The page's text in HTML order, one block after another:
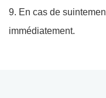
9. En cas de
immédiatement.